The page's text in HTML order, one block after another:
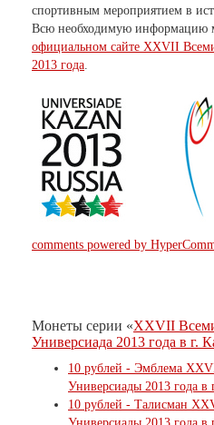
спортивным мероприятием в
Всю необходимую информацию
официальном сайте XXVII
2013 года
comments powered by
Монеты серии «XXVII
Универсиада 2013 года в г.
10 рублей - Эмблема
Универсиады 2013 года в
10 рублей - Талисман